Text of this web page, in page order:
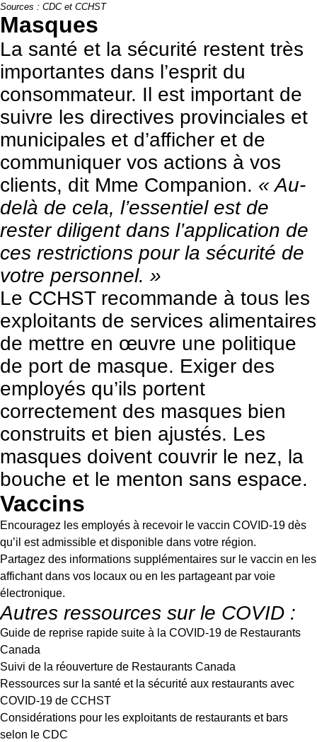
Sources : CDCet CCHST
Masques
La santé et la sécurité restent très
importantes dans l’esprit du
consommateur. Il est important de
suivre les directives provinciales et
municipales et d’afficher et de
communiquer vos actions à vos
clients, dit Mme Companion. « Au-
delà de cela, l’essentiel est de
rester diligent dans l’application de
ces restrictions pour la sécurité de
votre personnel. »
Le CCHSTrecommande à tous les
exploitants de services alimentaires
de mettre en œuvre une politique
de port de masque. Exiger des
employés qu’ils portent
correctement des masques bien
construits et bien ajustés. Les
masques doivent couvrir le nez, la
bouche et le menton sans espace.
Vaccins
Encouragez les employés à recevoir le vaccin COVID-19 dès
qu’il est admissible et disponible dans votre région.
Partagez des informations supplémentaires sur le vaccin en les
affichant dans vos locaux ou en les partageant par voie
électronique.
Autres ressources sur le COVID :
Guide de reprise rapide suite à la COVID-19 de Restaurants
Canada
Suivi de la réouverture de Restaurants Canada
Ressources sur la santé et la sécurité aux restaurants avec
COVID-19 de CCHST
Considérations pour les exploitants de restaurants et bars
selon le CDC